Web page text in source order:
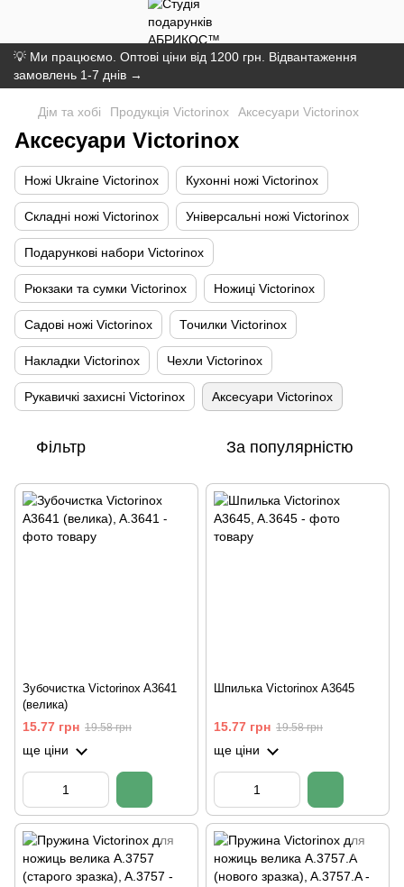
💡 Ми працюємо. Оптові ціни від 1200 грн. Відвантаження
замовлень 1-7 днів →
Дім та хобі Продукція Victorinox Аксесуари Victorinox
Аксесуари Victorinox
Ножі Ukraine Victorinox Кухонні ножі Victorinox
Складні ножі Victorinox Універсальні ножі Victorinox
Подарункові набори Victorinox
Рюкзаки та сумки Victorinox Ножиці Victorinox
Садові ножі Victorinox Точилки Victorinox
Накладки Victorinox Чехли Victorinox
Рукавичкі захисні Victorinox Аксесуари Victorinox
Фільтр За популярністю
Зубочистка Victorinox A3641
(велика)
15.77 грн 19.58 грн
ще ціни
Шпилька Victorinox A3645
15.77 грн 19.58 грн
ще ціни